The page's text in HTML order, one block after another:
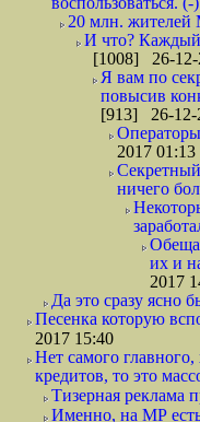
20 млн. жителей
И что? Каждый
[1008] 26-12-
Я вам по
повысив
[913] 26-12-
2017 01:13
ничего
их и
2017
Да это сразу ясно
Песенка которую
2017 15:40
Нет самого
кредитов, то это
Тизерная реклама
Именно, на МР